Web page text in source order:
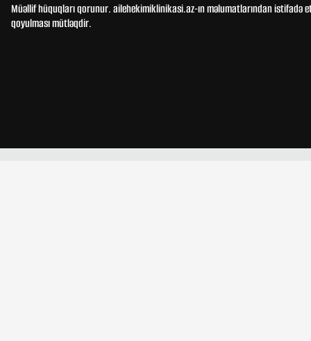
Müəllif hüquqları qorunur. ailehekimiklinikasi.az-ın məlumatlarından
qoyulması mütləqdir.